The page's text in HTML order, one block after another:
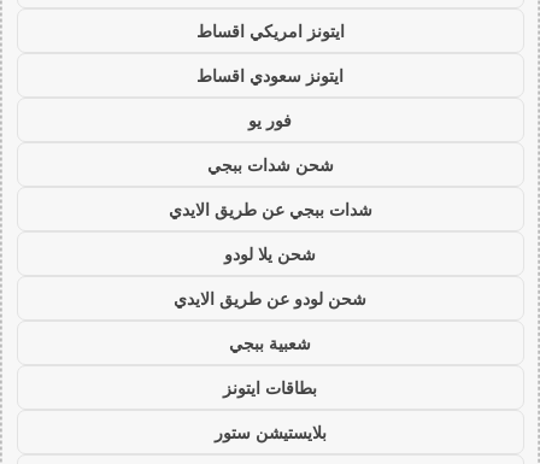
ايتونز امريكي اقساط
ايتونز سعودي اقساط
فور يو
شحن شدات ببجي
شدات ببجي عن طريق الايدي
شحن يلا لودو
شحن لودو عن طريق الايدي
شعبية ببجي
بطاقات ايتونز
بلايستيشن ستور